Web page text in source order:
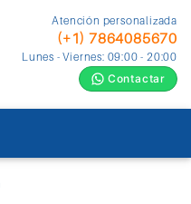
Atención personalizada
(+1) 7864085670
Lunes - Viernes: 09:00 - 20:00
Contactar